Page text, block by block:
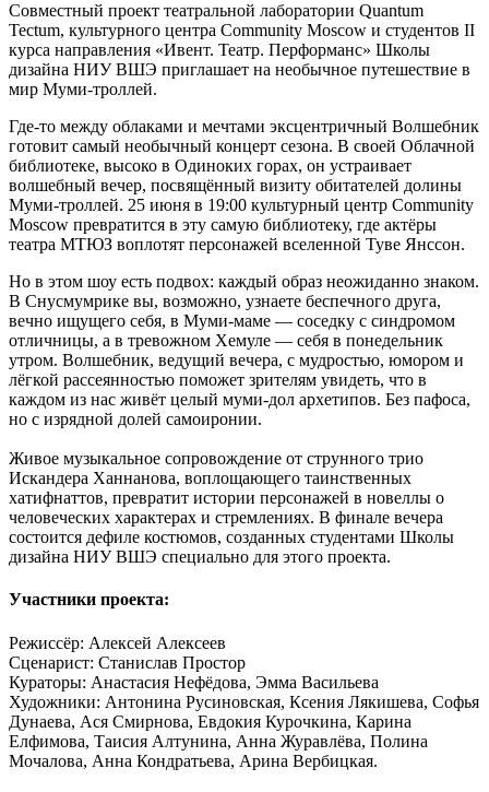
Совместный проект театральной лаборатории Quantum
Tectum, культурного центра Community Moscow и студентов II
курса направления «Ивент. Театр. Перформанс» Школы
дизайна НИУ ВШЭ приглашает на необычное путешествие в
мир Муми-троллей.
Где-то между облаками и мечтами эксцентричный Волшебник
готовит самый необычный концерт сезона. В своей Облачной
библиотеке, высоко в Одиноких горах, он устраивает
волшебный вечер, посвящённый визиту обитателей долины
Муми-троллей. 25 июня в 19:00 культурный центр Community
Moscow превратится в эту самую библиотеку, где актёры
театра МТЮЗ воплотят персонажей вселенной Туве Янссон.
Но в этом шоу есть подвох: каждый образ неожиданно знаком.
В Снусмумрике вы, возможно, узнаете беспечного друга,
вечно ищущего себя, в Муми-маме — соседку с синдромом
отличницы, а в тревожном Хемуле — себя в понедельник
утром. Волшебник, ведущий вечера, с мудростью, юмором и
лёгкой рассеянностью поможет зрителям увидеть, что в
каждом из нас живёт целый муми-дол архетипов. Без пафоса,
но с изрядной долей самоиронии.
Живое музыкальное сопровождение от струнного трио
Искандера Ханнанова, воплощающего таинственных
хатифнаттов, превратит истории персонажей в новеллы о
человеческих характерах и стремлениях. В финале вечера
состоится дефиле костюмов, созданных студентами Школы
дизайна НИУ ВШЭ специально для этого проекта.
Участники проекта:
Режиссёр: Алексей Алексеев
Сценарист: Станислав Простор
Кураторы: Анастасия Нефёдова, Эмма Васильева
Художники: Антонина Русиновская, Ксения Лякишева, Софья
Дунаева, Ася Смирнова, Евдокия Курочкина, Карина
Елфимова, Таисия Алтунина, Анна Журавлёва, Полина
Мочалова, Анна Кондратьева, Арина Вербицкая.